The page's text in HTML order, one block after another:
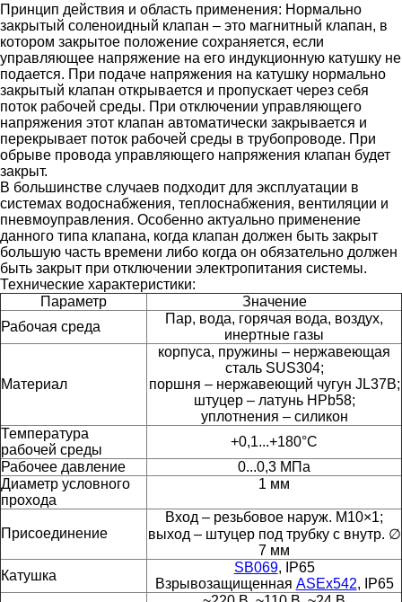
Принцип действия и область применения: Нормально
закрытый соленоидный клапан – это магнитный клапан, в
котором закрытое положение сохраняется, если
управляющее напряжение на его индукционную катушку не
подается. При подаче напряжения на катушку нормально
закрытый клапан открывается и пропускает через себя
поток рабочей среды. При отключении управляющего
напряжения этот клапан автоматически закрывается и
перекрывает поток рабочей среды в трубопроводе. При
обрыве провода управляющего напряжения клапан будет
закрыт.
В большинстве случаев подходит для эксплуатации в
системах водоснабжения, теплоснабжения, вентиляции и
пневмоуправления. Особенно актуально применение
данного типа клапана, когда клапан должен быть закрыт
большую часть времени либо когда он обязательно должен
быть закрыт при отключении электропитания системы.
Технические характеристики:
Параметр
Значение
Рабочая среда
Пар, вода, горячая вода, воздух,
инертные газы
Материал
корпуса, пружины – нержавеющая
сталь SUS304;
поршня – нержавеющий чугун JL37B;
штуцер – латунь HPb58;
уплотнения – силикон
Температура
рабочей среды
+0,1...+180°С
Рабочее давление
0...0,3 МПа
Диаметр условного
прохода
1 мм
Присоединение
Вход – резьбовое наруж. М10×1;
выход – штуцер под трубку с внутр. ∅
7 мм
Катушка
SB069, IP65
Взрывозащищенная ASEx542, IP65